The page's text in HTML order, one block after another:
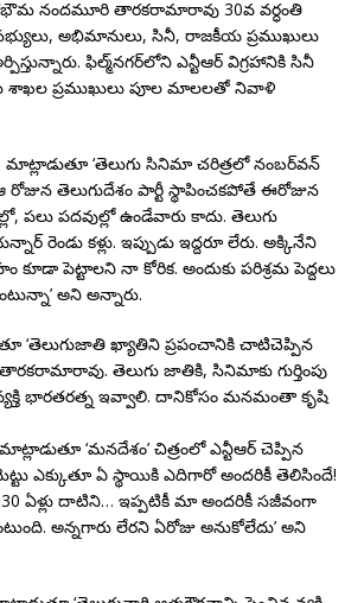
నందమూరి తారకరామారావు 30వ వర్ధంతి
అభిమానులు, సినీ, రాజకీయ ప్రముఖులు
ఫిల్మ్‌నగర్‌లోని ఎన్టీఆర్‌ విగ్రహానికి సినీ
శాఖల ప్రముఖులు పూల మాలలతో నివాళి
‘తెలుగు సినిమా చరిత్రలో నంబర్‌వన్‌
తెలుగుదేశం పార్టీ స్థాపించకపోతే ఈరోజున
పదవుల్లో ఉండేవారు కాదు. తెలుగు
రెండు కళ్లు. ఇప్పుడు ఇద్దరూ లేరు. అక్కినేని
కూడా పెట్టాలని నా కోరిక. అందుకు పరిశ్రమ పెద్దలు
అని అన్నారు.
‘తెలుగుజాతి ఖ్యాతిని ప్రపంచానికి చాటిచెప్పిన
తెలుగు జాతికి, సినిమాకు గుర్తింపు
భారతరత్న ఇవ్వాలి. దానికోసం మనమంతా కృషి
‘మనదేశం’ చిత్రంలో ఎన్టీఆర్‌ చెప్పిన
ఎక్కుతూ ఏ స్థాయికి ఎదిగారో అందరికీ తెలిసిందే!
ఏళ్లు దాటిని… ఇప్పటికీ మా అందరికీ సజీవంగా
అన్నగారు లేరని ఏరోజు అనుకోలేదు’ అని